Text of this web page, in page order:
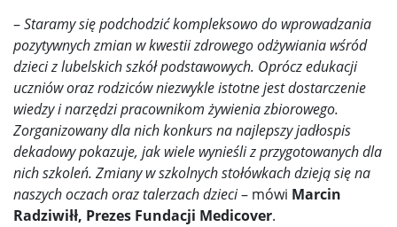
–Staramy się podchodzić kompleksowo do wprowadzania
pozytywnych zmian w kwestii zdrowego odżywiania wśród
dzieci z lubelskich szkół podstawowych. Oprócz edukacji
uczniów oraz rodziców niezwykle istotne jest dostarczenie
wiedzy i narzędzi pracownikom żywienia zbiorowego.
Zorganizowany dla nich konkurs na najlepszy jadłospis
dekadowy pokazuje, jak wiele wynieśli z przygotowanych dla
nich szkoleń. Zmiany w szkolnych stołówkach dzieją się na
naszych oczach oraz talerzach dzieci– mówi Marcin
Radziwiłł, Prezes Fundacji Medicover.